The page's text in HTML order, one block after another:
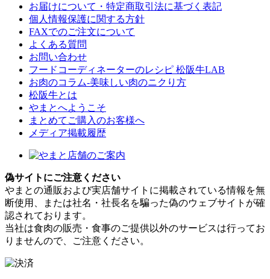
お届けについて・特定商取引法に基づく表記
個人情報保護に関する方針
FAXでのご注文について
よくある質問
お問い合わせ
フードコーディネーターのレシピ 松阪牛LAB
お肉のコラム-美味しい肉のニクり方
松阪牛とは
やまとへようこそ
まとめてご購入のお客様へ
メディア掲載履歴
偽サイトにご注意ください
やまとの通販および実店舗サイトに掲載されている情報を無
断使用、または社名・社長名を騙った偽のウェブサイトが確
認されております。
当社は食肉の販売・食事のご提供以外のサービスは行ってお
りませんので、ご注意ください。